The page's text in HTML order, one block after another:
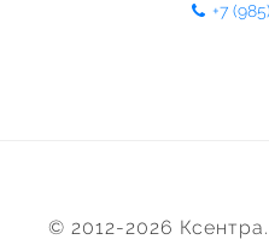
+7
© 2012-2026